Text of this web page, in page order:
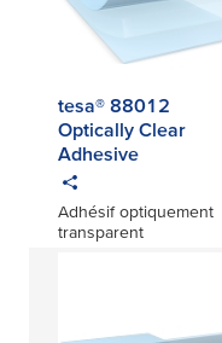
tesa® 88012
Optically Clear
Adhesive
Adhésif optiquement
transparent